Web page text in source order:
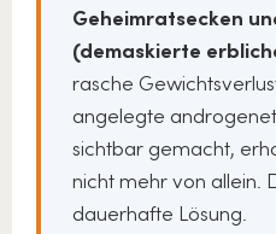
Geheimratsecken
(demaskierte
rasche
angelegte
sichtbar gemacht,
nicht mehr von allein.
dauerhafte Lösung.